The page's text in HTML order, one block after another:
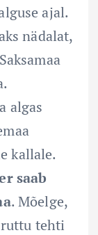
ajal.
nädalat,
algas
kallale.
saab
. Mõelge,
ruttu tehti